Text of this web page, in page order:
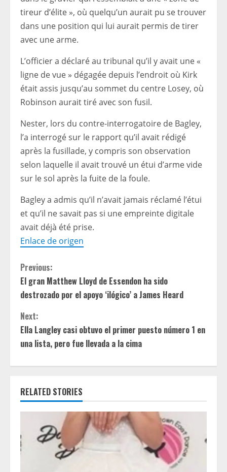
tireur d’élite », où quelqu’un aurait pu se trouver
dans une position qui lui aurait permis de tirer
avec une arme.
L’officier a déclaré au tribunal qu’il y avait une «
ligne de vue » dégagée depuis l’endroit où Kirk
était assis jusqu’au sommet du centre Losey, où
Robinson aurait tiré avec son fusil.
Nester, lors du contre-interrogatoire de Bagley,
l’a interrogé sur le rapport qu’il avait rédigé
après la fusillade, y compris son observation
selon laquelle il avait trouvé un étui d’arme vide
sur le sol après la fuite de la foule.
Bagley a admis qu’il n’avait jamais réclamé l’étui
et qu’il ne savait pas si une empreinte digitale
avait déjà été prise.
Enlace de origen
C
o
n
t
u
R
Previous:
El gran Matthew Lloyd de Essendon ha sido
destrozado por el apoyo ‘ilógico’ a James Heard
Next:
Ella Langley casi obtuvo el primer puesto número 1 en
una lista, pero fue llevada a la cima
RELATED STORIES